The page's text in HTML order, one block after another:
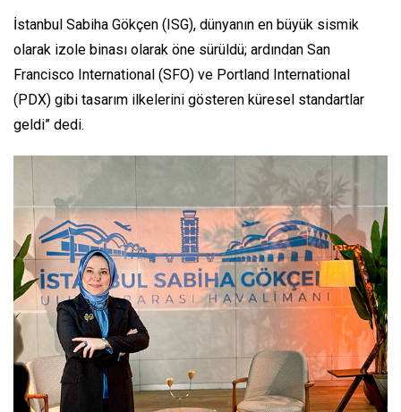
İstanbul Sabiha Gökçen (ISG), dünyanın en büyük sismik
olarak izole binası olarak öne sürüldü; ardından San
Francisco International (SFO) ve Portland International
(PDX) gibi tasarım ilkelerini gösteren küresel standartlar
geldi” dedi.